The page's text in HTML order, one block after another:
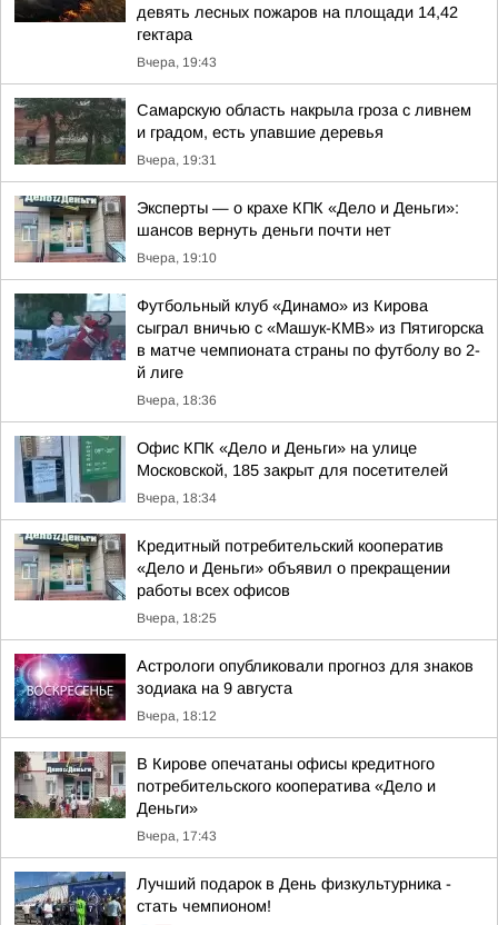
девять лесных пожаров на площади 14,42
гектара
Вчера, 19:43
Самарскую область накрыла гроза с ливнем
и градом, есть упавшие деревья
Вчера, 19:31
Эксперты — о крахе КПК «Дело и Деньги»:
шансов вернуть деньги почти нет
Вчера, 19:10
Футбольный клуб «Динамо» из Кирова
сыграл вничью с «Машук-КМВ» из Пятигорска
в матче чемпионата страны по футболу во 2-
й лиге
Вчера, 18:36
Офис КПК «Дело и Деньги» на улице
Московской, 185 закрыт для посетителей
Вчера, 18:34
Кредитный потребительский кооператив
«Дело и Деньги» объявил о прекращении
работы всех офисов
Вчера, 18:25
Астрологи опубликовали прогноз для знаков
зодиака на 9 августа
Вчера, 18:12
В Кирове опечатаны офисы кредитного
потребительского кооператива «Дело и
Деньги»
Вчера, 17:43
Лучший подарок в День физкультурника -
стать чемпионом!